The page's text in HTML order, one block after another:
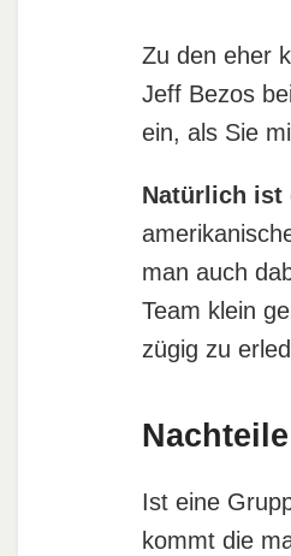
Zu den eher
Jeff Bezos
ein, als Sie
Natürlich ist
man auch
Team klein
zügig zu
Ist eine
kommt die